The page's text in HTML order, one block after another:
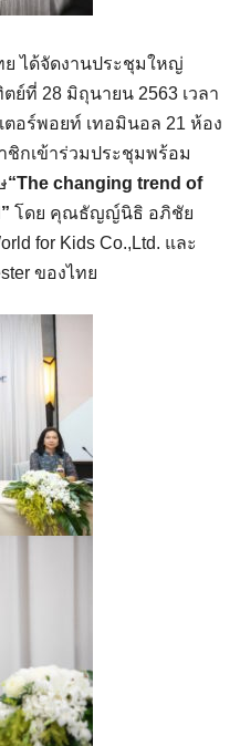
ได้จัดงานประชุมใหญ่
ย์ที่ 28 มิถุนายน 2563 เวลา
อร์พอยท์ เทอมินอล 21 ห้อง
ชิกเข้าร่วมประชุมพร้อม
“The changing trend of
โดย คุณธัญญ์นิธิ อภิชัย
for Kids Co.,Ltd. และ
ของไทย